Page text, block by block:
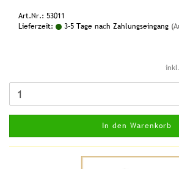
Art.Nr.: 53011
Lieferzeit:
3-5 Tage nach Zahlungseingang
In den Warenkorb